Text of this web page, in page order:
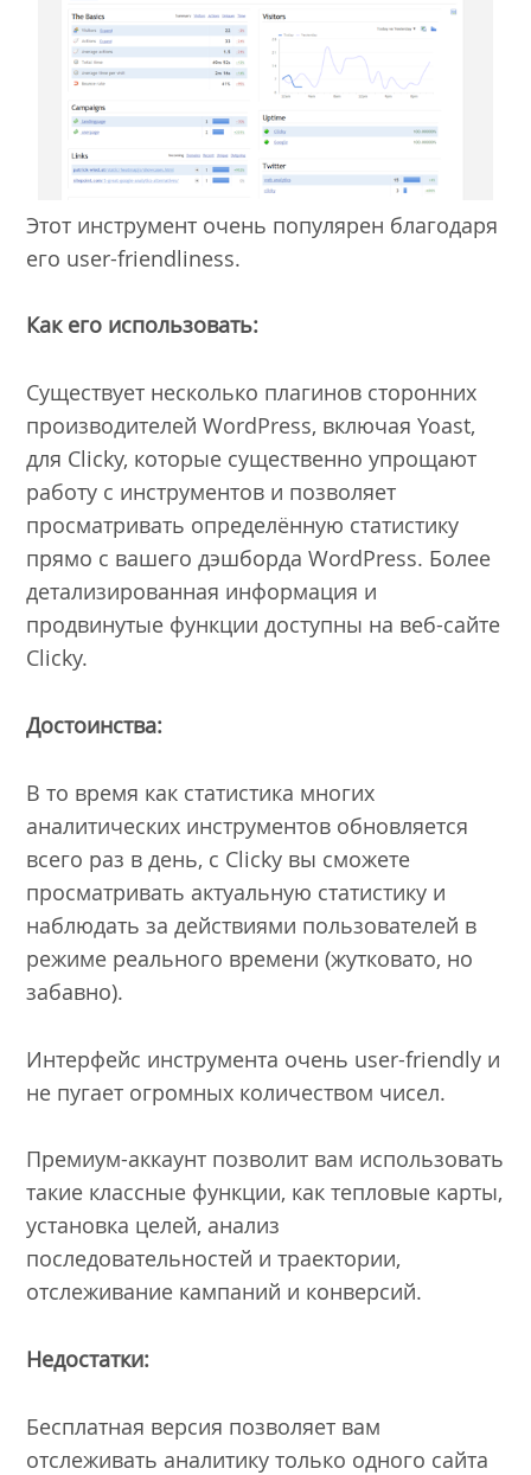
Этот инструмент очень популярен благодаря
его user-friendliness.
Как его использовать:
Существует несколько плагинов сторонних
производителей WordPress, включая Yoast,
для Clicky, которые существенно упрощают
работу с инструментов и позволяет
просматривать определённую статистику
прямо с вашего дэшборда WordPress. Более
детализированная информация и
продвинутые функции доступны на веб-сайте
Clicky.
Достоинства:
В то время как статистика многих
аналитических инструментов обновляется
всего раз в день, с Clicky вы сможете
просматривать актуальную статистику и
наблюдать за действиями пользователей в
режиме реального времени (жутковато, но
забавно).
Интерфейс инструмента очень user-friendly и
не пугает огромных количеством чисел.
Премиум-аккаунт позволит вам использовать
такие классные функции, как тепловые карты,
установка целей, анализ
последовательностей и траектории,
отслеживание кампаний и конверсий.
Недостатки:
Бесплатная версия позволяет вам
отслеживать аналитику только одного сайта